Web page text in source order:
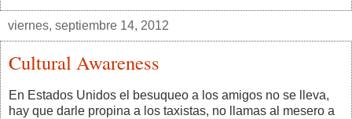
viernes, septiembre 14, 2012
Cultural Awareness
En Estados Unidos el besuqueo a los amigos no se lleva,
hay que darle propina a los taxistas, no llamas al mesero a